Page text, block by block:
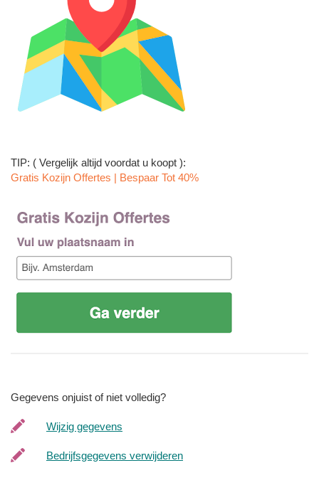
TIP: ( Vergelijk altijd voordat u koopt ):
Gratis Kozijn Offertes | Bespaar Tot 40%‎
Gegevens onjuist of niet volledig?
Wijzig gegevens
Bedrijfsgegevens verwijderen